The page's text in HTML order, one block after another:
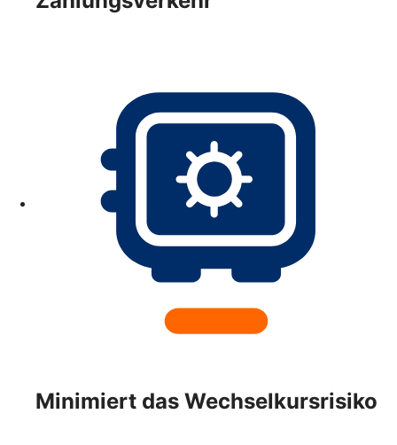
Minimiert das Wechselkursrisiko